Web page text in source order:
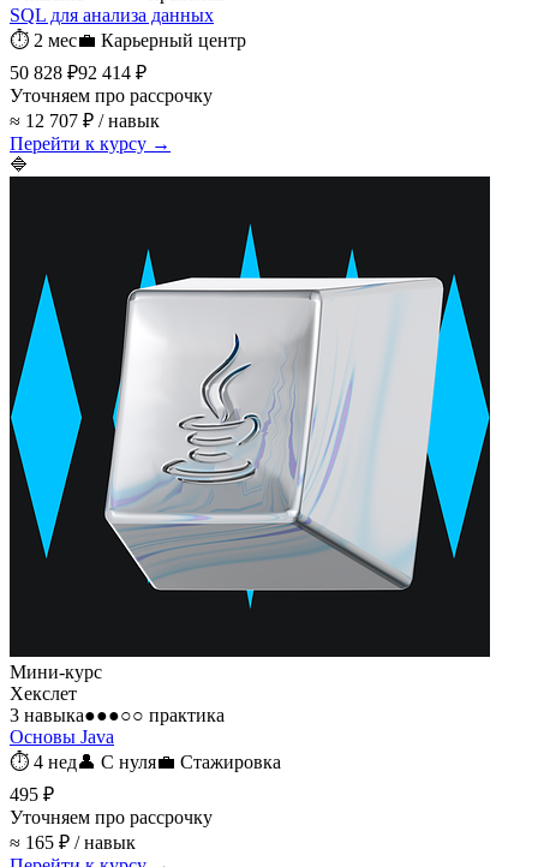
SQL для анализа данных
⏱ 2 мес💼 Карьерный центр
50 828 ₽92 414 ₽
Уточняем про рассрочку
≈ 12 707 ₽ / навык
Перейти к курсу →
🔷
Мини-курс
Хекслет
3 навыка●●●○○ практика
Основы Java
⏱ 4 нед👤 С нуля💼 Стажировка
495 ₽
Уточняем про рассрочку
≈ 165 ₽ / навык